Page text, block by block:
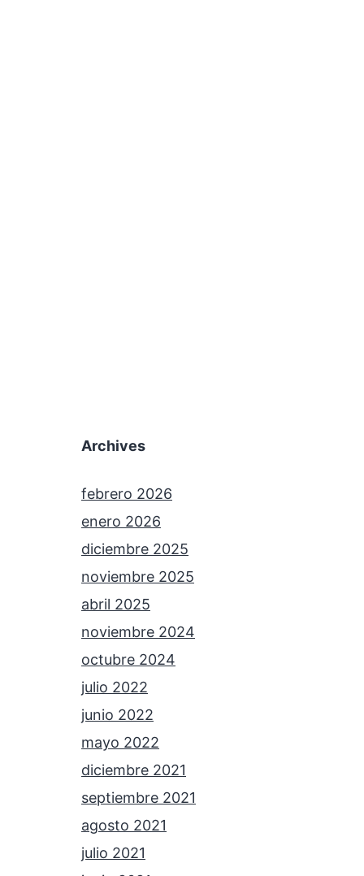
Archives
febrero 2026
enero 2026
diciembre 2025
noviembre 2025
abril 2025
noviembre 2024
octubre 2024
julio 2022
junio 2022
mayo 2022
diciembre 2021
septiembre 2021
agosto 2021
julio 2021